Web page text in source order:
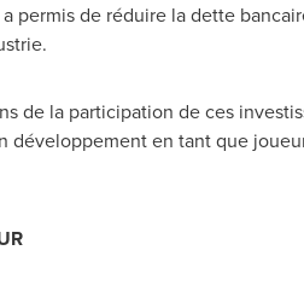
permis de réduire la dette
de la participation de ces
développement en tant que